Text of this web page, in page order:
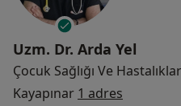
Uzm. Dr. Arda Yel
Çocuk Sağlığı Ve
Kayapınar 1 adres